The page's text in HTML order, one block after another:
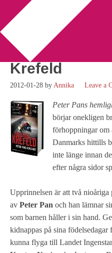
Recension:
hemlighet av
Krefeld
2012-01-28 by Annika Leave a
Peter Pans
börjar onekligen
förhoppningar om
Danmarks hittills
inte länge innan
efter några sidor
Upprinnelsen är att två
av Peter Pan och han lämnar
som barnen håller i sin hand.
kidnappas på sina födelsedagar
kunna flyga till Landet